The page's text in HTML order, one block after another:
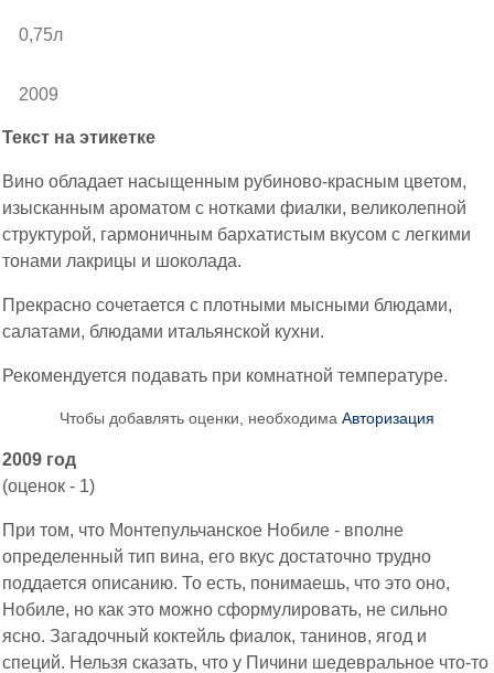
0,75л
2009
Текст на этикетке
Вино обладает насыщенным рубиново-красным цветом,
изысканным ароматом с нотками фиалки, великолепной
структурой, гармоничным бархатистым вкусом с легкими
тонами лакрицы и шоколада.
Прекрасно сочетается с плотными мысными блюдами,
салатами, блюдами итальянской кухни.
Рекомендуется подавать при комнатной температуре.
Чтобы добавлять оценки, необходима Авторизация
2009 год
(оценок - 1)
При том, что Монтепульчанское Нобиле - вполне
определенный тип вина, его вкус достаточно трудно
поддается описанию. То есть, понимаешь, что это оно,
Нобиле, но как это можно сформулировать, не сильно
ясно. Загадочный коктейль фиалок, танинов, ягод и
специй. Нельзя сказать, что у Пичини шедевральное что-то